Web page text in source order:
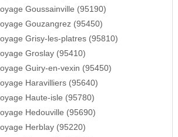
Goussainville (95190)
Gouzangrez (95450)
Grisy-les-platres (95810)
Groslay (95410)
Guiry-en-vexin (95450)
Haravilliers (95640)
Haute-isle (95780)
Hedouville (95690)
Herblay (95220)